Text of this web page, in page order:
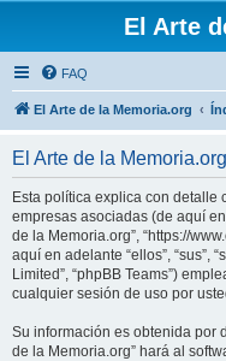
El Arte
FAQ
El Arte de la Memoria.org
El Arte de la
Esta política explica con detalle
empresas asociadas (de aquí en
de la Memoria.org”, “https://
aquí en adelante “ellos”, “sus”,
Limited”, “phpBB Teams”)
cualquier sesión de uso por
Su información es obtenida por
de la Memoria.org” hará al